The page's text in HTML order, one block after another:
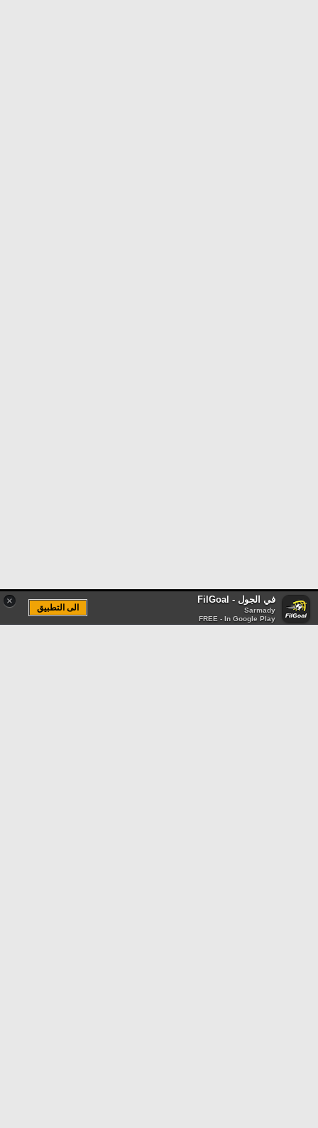
× في الجول - FilGoal
Sarmady
FREE - In Google Play
الى التطبيق